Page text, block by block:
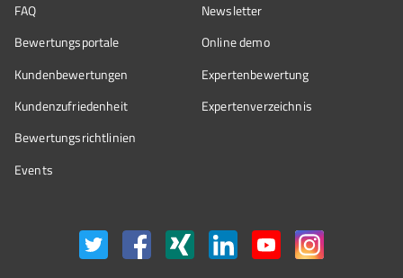
FAQ
Bewertungsportale
Kundenbewertungen
Kundenzufriedenheit
Bewertungs­richtlinien
Events
Newsletter
Online demo
Expertenbewertung
Expertenverzeichnis